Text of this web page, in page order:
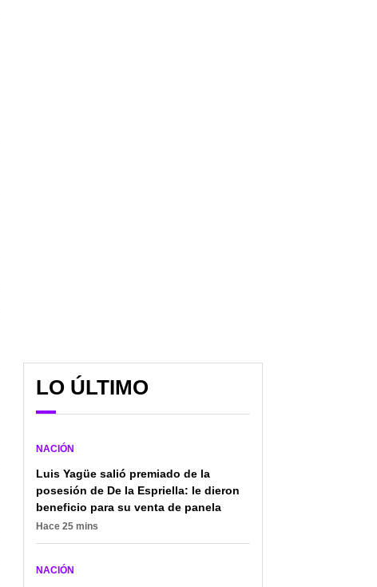
LO ÚLTIMO
NACIÓN
Luis Yagüe salió premiado de la
posesión de De la Espriella: le dieron
beneficio para su venta de panela
Hace 25 mins
NACIÓN